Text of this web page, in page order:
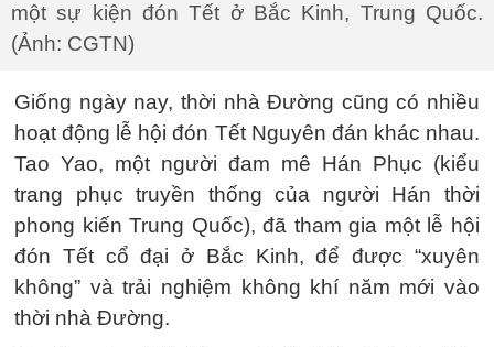
một sự kiện đón Tết ở Bắc Kinh, Trung Quốc.
(Ảnh: CGTN)
Giống ngày nay, thời nhà Đường cũng có nhiều
hoạt động lễ hội đón Tết Nguyên đán khác nhau.
Tao Yao, một người đam mê Hán Phục (kiểu
trang phục truyền thống của người Hán thời
phong kiến Trung Quốc), đã tham gia một lễ hội
đón Tết cổ đại ở Bắc Kinh, để được “xuyên
không” và trải nghiệm không khí năm mới vào
thời nhà Đường.